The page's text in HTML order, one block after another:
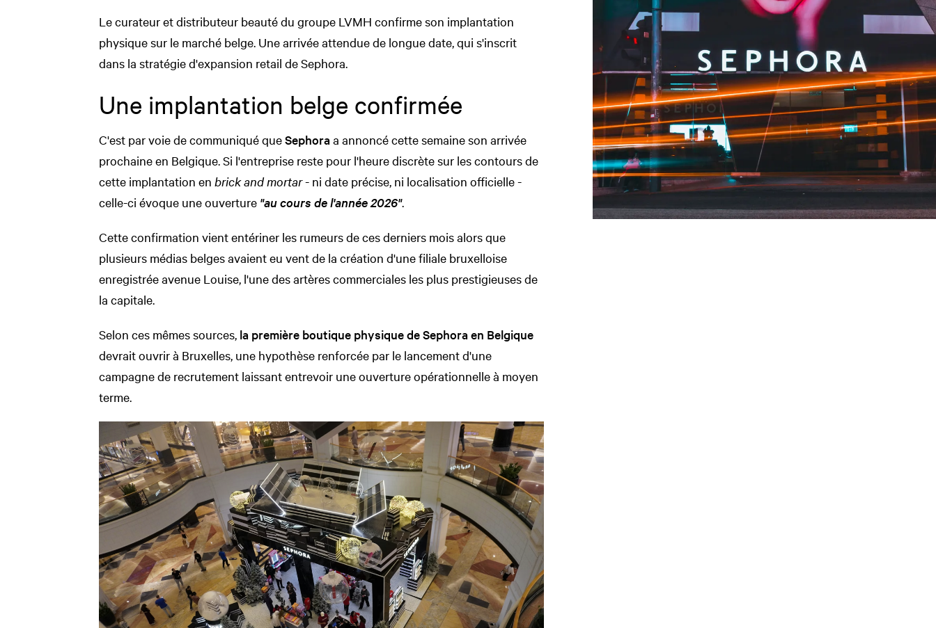
Le curateur et distributeur beauté du groupe LVMH confirme son implantation
physique sur le marché belge. Une arrivée attendue de longue date, qui s'inscrit
dans la stratégie d'expansion retail de Sephora.
Une implantation belge confirmée
C'est par voie de communiqué queSephora a annoncé cette semaine son arrivée
prochaine en Belgique. Si l'entreprise reste pour l'heure discrète sur les contours de
cette implantation en brick and mortar- ni date précise, ni localisation officielle -
celle-ci évoque une ouverture "au cours de l'année 2026".
Cette confirmation vient entériner les rumeurs de ces derniers mois alors que
plusieurs médias belges avaient eu vent de la création d'une filiale bruxelloise
enregistrée avenue Louise, l'une des artères commerciales les plus prestigieuses de
la capitale.
Selon ces mêmes sources, la première boutique physique de Sephora en Belgique
devrait ouvrir à Bruxelles, une hypothèse renforcée par le lancement d'une
campagne de recrutement laissant entrevoir une ouverture opérationnelle à moyen
terme.